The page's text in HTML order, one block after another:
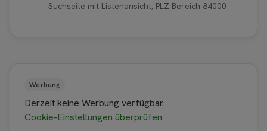
Suchseite mit Listenansicht, PLZ Bereich 84000
Werbung
Derzeit keine Werbung verfügbar.
Cookie-Einstellungen überprüfen